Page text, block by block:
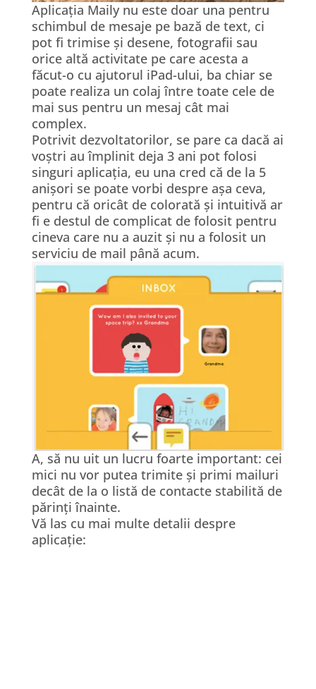
Aplicația Maily nu este doar una pentru
schimbul de mesaje pe bază de text, ci
pot fi trimise și desene, fotografii sau
orice altă activitate pe care acesta a
făcut-o cu ajutorul iPad-ului, ba chiar se
poate realiza un colaj între toate cele de
mai sus pentru un mesaj cât mai
complex.
Potrivit dezvoltatorilor, se pare ca dacă ai
voștri au împlinit deja 3 ani pot folosi
singuri aplicația, eu una cred că de la 5
anișori se poate vorbi despre așa ceva,
pentru că oricât de colorată și intuitivă ar
fi e destul de complicat de folosit pentru
cineva care nu a auzit și nu a folosit un
serviciu de mail până acum.
A, să nu uit un lucru foarte important: cei
mici nu vor putea trimite și primi mailuri
decât de la o listă de contacte stabilită de
părinți înainte.
Vă las cu mai multe detalii despre
aplicație: